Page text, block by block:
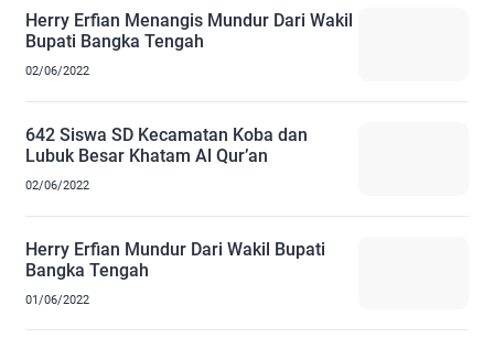
Herry Erfian Menangis Mundur Dari Wakil
Bupati Bangka Tengah
02/06/2022
642 Siswa SD Kecamatan Koba dan
Lubuk Besar Khatam Al Qur’an
02/06/2022
Herry Erfian Mundur Dari Wakil Bupati
Bangka Tengah
01/06/2022